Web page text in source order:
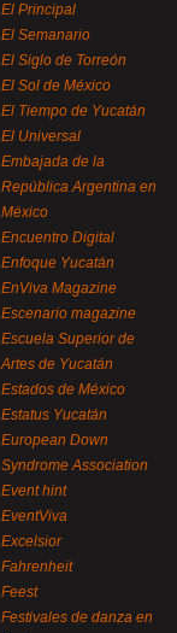
El Principal
El Semanario
El Siglo de Torreón
El Sol de México
El Tiempo de Yucatán
El Universal
Embajada de la
República Argentina en
México
Encuentro Digital
Enfoque Yucatán
EnViva Magazine
Escenario magazine
Escuela Superior de
Artes de Yucatán
Estados de México
Estatus Yucatán
European Down
Syndrome Association
Event hint
EventViva
Excelsior
Fahrenheit
Feest
Festivales de danza en